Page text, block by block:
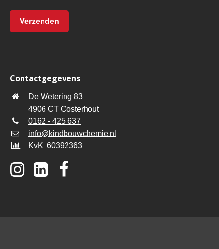
Contactgegevens
De Wetering 83
4906 CT Oosterhout
0162 - 425 637
info@kindbouwchemie.nl
KvK: 60392363